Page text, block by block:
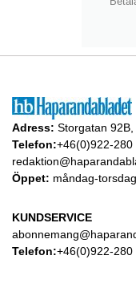
Adress: Storgatan
Telefon:+46(0)922-280
Öppet: måndag-
KUNDSERVICE
Telefon:+46(0)922-280